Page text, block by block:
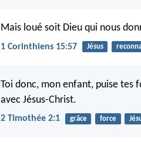
Mais loué soit Dieu qui nous
1 Corinthiens 15:57 Jésus
Toi donc, mon enfant, puise tes
avec Jésus-Christ.
2 Timothée 2:1 grâce force